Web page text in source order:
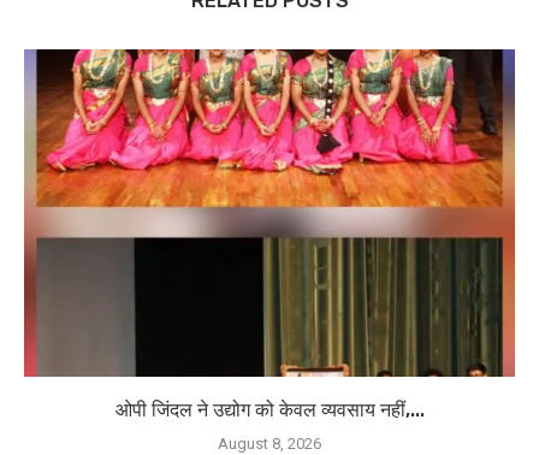
ओपी जिंदल ने उद्योग को केवल व्यवसाय नहीं,...
August 8, 2026